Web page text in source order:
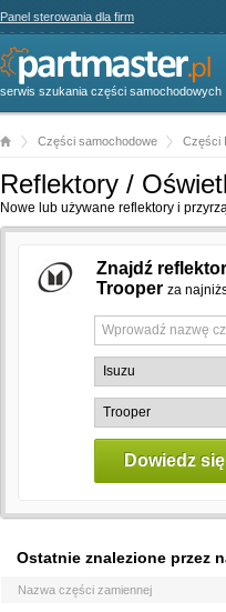
Panel sterowania dla firm
serwis szukania części samochodowych
Części samochodowe Części
Reflektory /
Nowe lub używane reflektory i
Znajdź
Trooper za
Ostatnie znalezione przez
Nazwa części zamiennej